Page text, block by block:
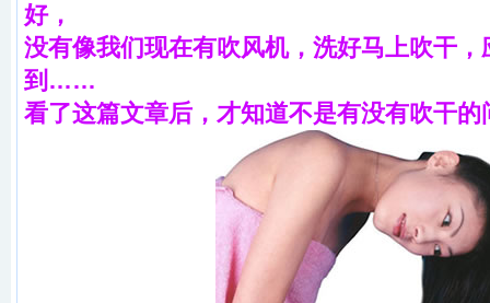
好，
没有像我们现在有吹风机，洗好马上吹干，
到……
看了这篇文章后， 才知道不是有没有吹干的